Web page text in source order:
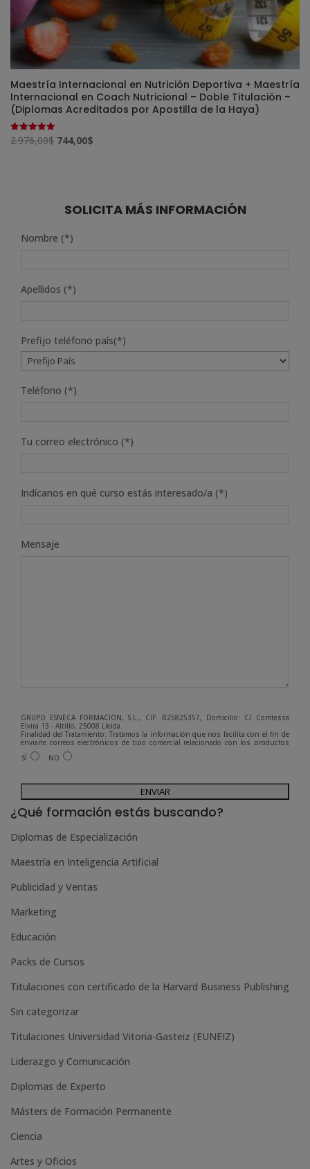
Maestría Internacional en Nutrición Deportiva + Maestría
Internacional en Coach Nutricional – Doble Titulación –
(Diplomas Acreditados por Apostilla de la Haya)
Valorado
con
2.976,00$ El
2.976,00$.
744,00$
744,00$.
SOLICITA MÁS INFORMACIÓN
Nombre (*)
Apellidos (*)
Prefijo teléfono país(*)
Teléfono (*)
Tu correo electrónico (*)
Indícanos en qué curso estás interesado/a (*)
Mensaje
GRUPO ESNECA FORMACIÓN, S.L., CIF: B25825357, Domicilio: C/ Comtessa
Elvira 13 - Altillo, 25008 Lleida.
Finalidad del Tratamiento: Tratamos la información que nos facilita con el fin de
enviarle correos electrónicos de tipo comercial relacionado con los productos
ofrecidos y otros tipo de productos que fueran de su interés.
Legitimación del tratamiento: Consentimiento del interesado.
Para más información consulte nuestra Política de Privacidad.
Desea recibir información comercial (vía telefónica y/o email):
SÍ NO
A
l
e
r
n
i
v
e
¿Qué formación estás buscando?
Diplomas de Especialización
Maestría en Inteligencia Artificial
Publicidad y Ventas
Marketing
Educación
Packs de Cursos
Titulaciones con certificado de la Harvard Business Publishing
Sin categorizar
Titulaciones Universidad Vitoria-Gasteiz (EUNEIZ)
Liderazgo y Comunicación
Diplomas de Experto
Másters de Formación Permanente
Ciencia
Artes y Oficios